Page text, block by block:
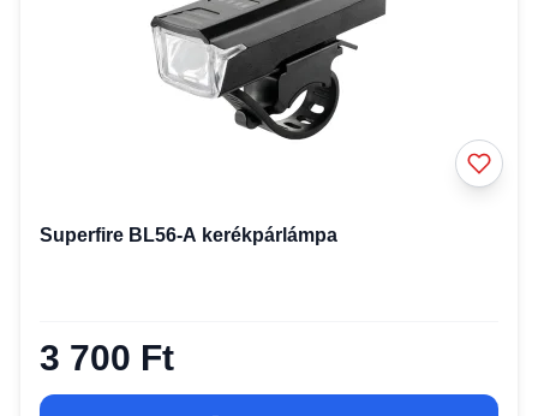
Superfire BL56-A kerékpárlámpa
3 700 Ft